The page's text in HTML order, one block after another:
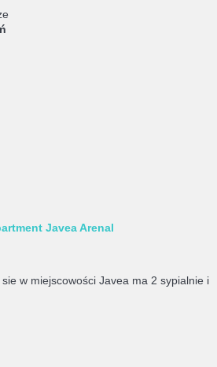
Javea Arenal
w miejscowości Javea ma 2 sypialnie i